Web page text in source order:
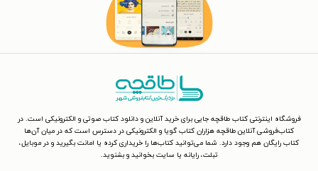
فروشگاه اینترنتی کتاب طاقچه جایی برای خرید آنلاین و دانلود کتاب صوتی و الکترونیکی است. در
کتاب‌فروشی آنلاین طاقچه هزاران کتاب گویا و الکترونیکی در دسترس است که در میان آن‌ها
کتاب رایگان هم وجود دارد. شما می‌توانید کتاب‌ها را خریداری کرده یا امانت بگیرید و در موبایل،
تبلت، رایانه یا سایت بخوانید و بشنوید.